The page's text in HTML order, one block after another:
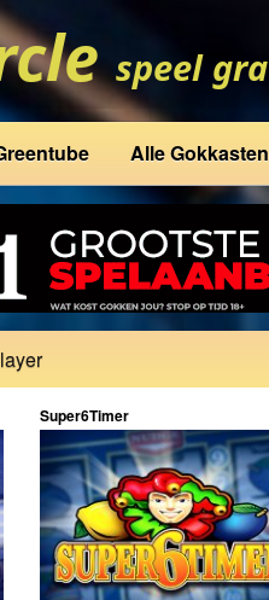
Alle Gokkasten
Super6Timer